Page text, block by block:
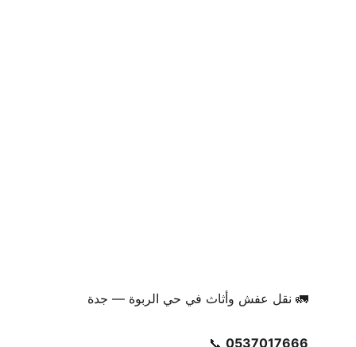
🚛 نقل عفش وأثاث في حي الربوة — جدة
📞 0537017666